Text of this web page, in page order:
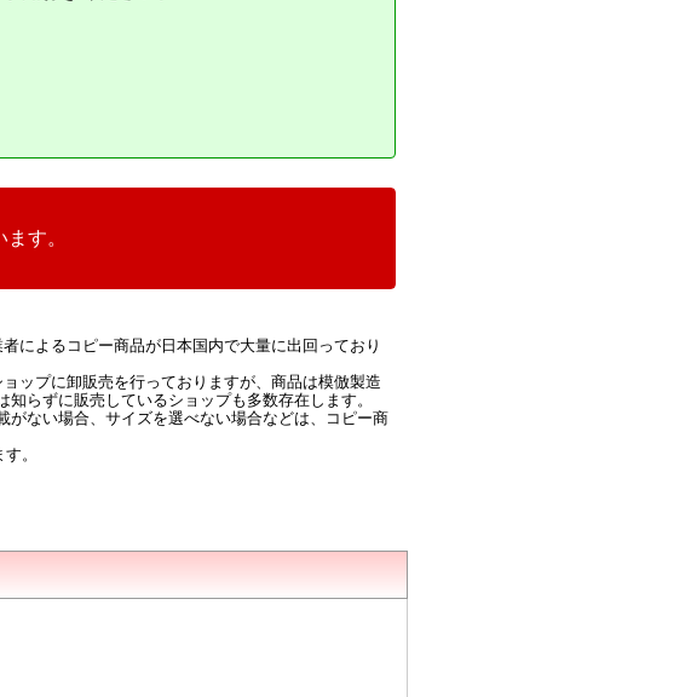
す。
によるコピー商品が日本国内で大量に出回っており
ップに卸販売を行っておりますが、商品は模倣製造
らずに販売しているショップも多数存在します。
ない場合、サイズを選べない場合などは、コピー商
。